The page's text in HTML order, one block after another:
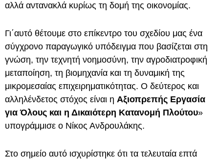
αλλά αντανακλά κυρίως τη δομή της οικονομίας.
Γι΄αυτό θέτουμε στο επίκεντρο του σχεδίου μας ένα
σύγχρονο παραγωγικό υπόδειγμα που βασίζεται στη
γνώση, την τεχνητή νοημοσύνη, την αγροδιατροφική
μεταποίηση, τη βιομηχανία και τη δυναμική της
μικρομεσαίας επιχειρηματικότητας. Ο δεύτερος και
αλληλένδετος στόχος είναι η Αξιοπρεπής Εργασία
για Όλους και η Δικαιότερη Κατανομή Πλούτου»
υπογράμμισε ο Νίκος Ανδρουλάκης.
Στο σημείο αυτό ισχυρίστηκε ότι τα τελευταία επτά